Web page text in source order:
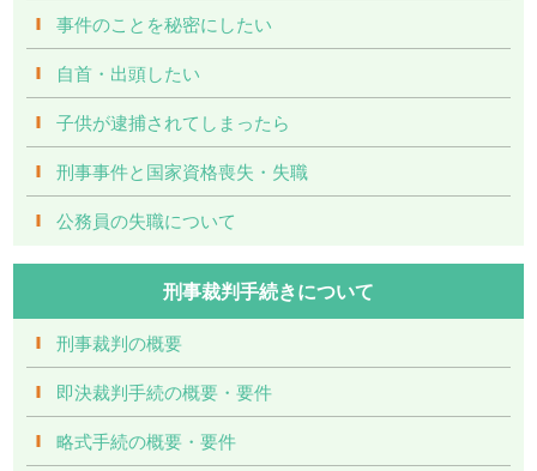
事件のことを秘密にしたい
自首・出頭したい
子供が逮捕されてしまったら
刑事事件と国家資格喪失・失職
公務員の失職について
刑事裁判手続きについて
刑事裁判の概要
即決裁判手続の概要・要件
略式手続の概要・要件